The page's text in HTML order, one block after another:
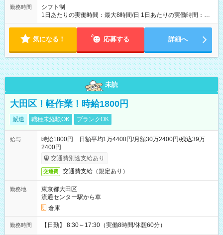
勤務時間
シフト制
1日あたりの実働時間：最大8時間/日 1日あたりの実働時間：
7~8時間 シフト例 ・10時00分～18時00分 ・10時00分～19時00
気になる！ 応募する 詳細へ
未読
大田区！軽作業！時給1800円
派遣 職種未経験OK ブランクOK
給与
時給1800円 日額平均1万4400円/月額30万2400円/残込39万
2400円
交通費別途支給あり
交通費 交通費支給（規定あり）
勤務地
東京都大田区
流通センター駅から車
倉庫
勤務時間 【日勤】 8:30～17:30（実働8時間/休憩60分）